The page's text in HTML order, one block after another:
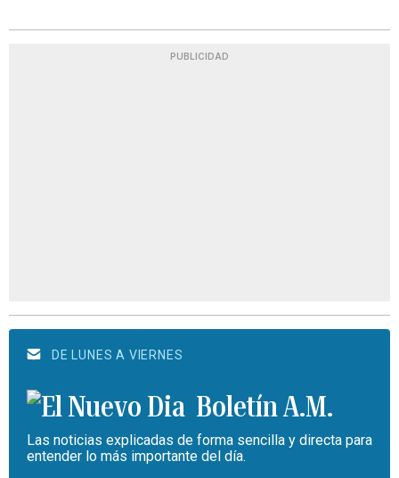
PUBLICIDAD
DE LUNES A VIERNES
Boletín A.M.
Las noticias explicadas de forma sencilla y directa para
entender lo más importante del día.